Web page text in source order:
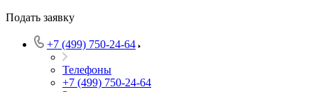
Подать заявку
+7 (499) 750-24-64
Телефоны
+7 (499) 750-24-64